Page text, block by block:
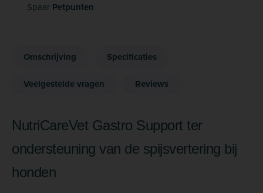
Spaar Petpunten
Omschrijving Specificaties
Veelgestelde vragen Reviews
NutriCareVet Gastro Support ter
ondersteuning van de spijsvertering bij
honden